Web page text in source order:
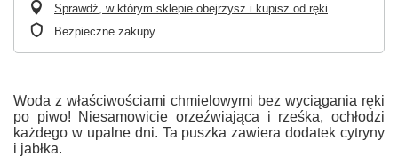
Sprawdź, w którym sklepie obejrzysz i kupisz od ręki
Bezpieczne zakupy
Woda z właściwościami chmielowymi bez wyciągania ręki
po piwo! Niesamowicie orzeźwiająca i rześka, ochłodzi
każdego w upalne dni. Ta puszka zawiera dodatek cytryny
i jabłka.